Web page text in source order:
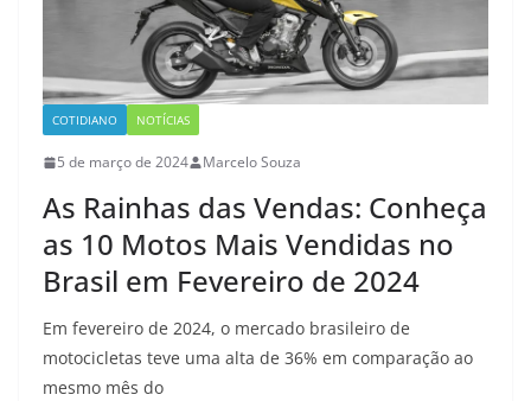
COTIDIANO NOTÍCIAS
5 de março de 2024 Marcelo Souza
As Rainhas das Vendas: Conheça
as 10 Motos Mais Vendidas no
Brasil em Fevereiro de 2024
Em fevereiro de 2024, o mercado brasileiro de
motocicletas teve uma alta de 36% em comparação ao
mesmo mês do